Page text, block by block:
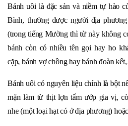
Bánh uôi là đặc sản và niềm tự hào
Bình, thường được người địa
(trong tiếng Mường thì từ này không
bánh còn có nhiều tên gọi hay ho
cặp, bánh vợ chồng hay bánh đoàn
Bánh uôi có nguyên liệu chính là bột
mặn làm từ thịt lợn tẩm ướp gia vị,
nhe (một loại hạt có ở địa phương)